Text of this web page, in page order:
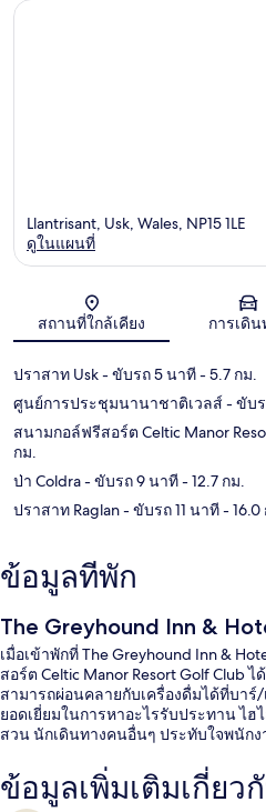
แผ
Llantrisant, Usk, Wales, NP15 1LE
ดูในแผนที่
สถานที่ใกล้เคียง การเดิน
ปราสาท Usk- ขับรถ 5 นาที- 5.7 กม.
ศูนย์การประชุมนานาชาติเวลส์ - ขับ
สนามกอล์ฟรีสอร์ต Celtic Manor
กม.
ป่า Coldra- ขับรถ 9 นาที- 12.7 กม.
ปราสาท Raglan- ขับรถ 11 นาที- 16.0
ข้อมูลที่พัก
The Greyhound Inn &
เมื่อเข้าพักที่ The Greyhound Inn &
สอร์ต Celtic Manor Resort Golf Club
สามารถผ่อนคลายกับเครื่องดื่มได้ที่บา
ยอดเยี่ยมในการหาอะไรรับประทาน ไฮ
สวน นักเดินทางคนอื่นๆ ประทับใจพนัก
ข้อมูลเพิ่มเติมเกี่ยว